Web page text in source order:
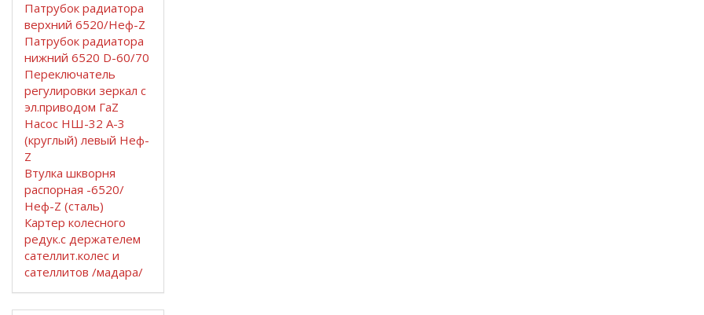
Патрубок радиатора
верхний 6520/Неф-Z
Патрубок радиатора
нижний 6520 D-60/70
Переключатель
регулировки зеркал с
эл.приводом ГаZ
Насос НШ-32 А-3
(круглый) левый Неф-
Z
Втулка шкворня
распорная -6520/
Неф-Z (сталь)
Картер колесного
редук.с держателем
сателлит.колес и
сателлитов /мадара/